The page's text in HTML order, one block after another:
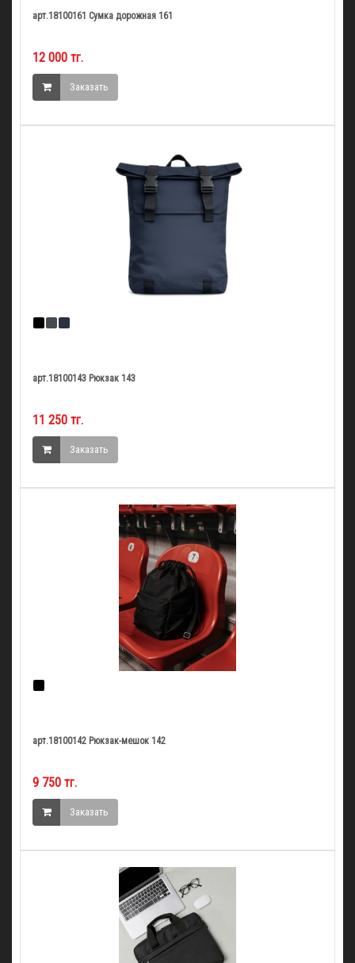
арт.18100161 Сумка дорожная 161
12 000 тг.
Заказать
арт.18100143 Рюкзак 143
11 250 тг.
Заказать
арт.18100142 Рюкзак-мешок 142
9 750 тг.
Заказать